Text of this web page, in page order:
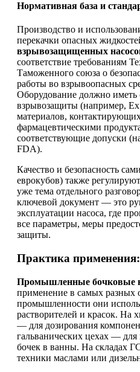
Нормативная база и
Производство и
перекачки опасных
взрывозащищенных
соответствие требованиям
Таможенного союза о
работы во взрывоопасных
Оборудование должно иметь
взрывозащиты (например,
материалов,
фармацевтическими
соответствующие допуски
FDA).
Качество и безопасность
еврокубов) также
уже тема отдельного
ключевой документ — это
эксплуатации насоса, где
все параметры, меры
защиты.
Практика применения:
Промышленные бочковые
применение в самых разных
промышленности они
растворителей и красок. На
— для дозирования
гальванических цехах — для
бочек в ванны. На складах
техники маслами или